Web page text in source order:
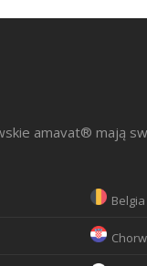
amavat® mają
Belgia